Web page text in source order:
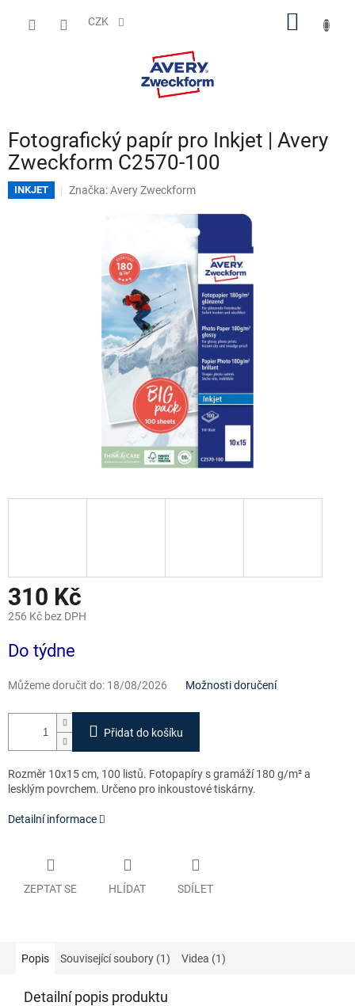
CZK
Fotografický papír pro Inkjet | Avery
Zweckform C2570-100
INKJET Značka:Avery Zweckform
310 Kč
256 Kč bez DPH
cena:
Do týdne
Můžeme doručit do: 18/08/2026 Možnosti doručení
Přidat do košíku
Rozměr 10x15 cm, 100 listů. Fotopapíry s gramáží 180 g/m² a
lesklým povrchem. Určeno pro inkoustové tiskárny.
Detailní informace
ZEPTAT SE HLÍDAT SDÍLET
Popis Související soubory (1) Videa (1)
Detailní popis produktu